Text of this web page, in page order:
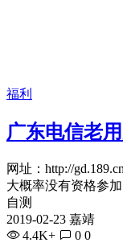
福利
广东电信老
网址：http://
大概率没有资格参
自测
2019-02-23 嘉靖
4.4K+
0 0